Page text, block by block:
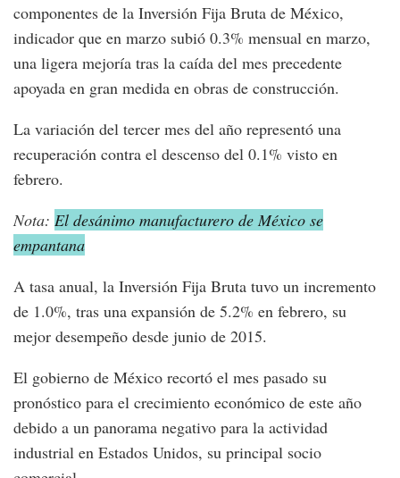
componentes de la Inversión Fija Bruta de México,
indicador que en marzo subió 0.3% mensual en marzo,
una ligera mejoría tras la caída del mes precedente
apoyada en gran medida en obras de construcción.
La variación del tercer mes del año representó una
recuperación contra el descenso del 0.1% visto en
febrero.
Nota: El desánimo manufacturero de México se
empantana
A tasa anual, la Inversión Fija Bruta tuvo un incremento
de 1.0%, tras una expansión de 5.2% en febrero, su
mejor desempeño desde junio de 2015.
El gobierno de México recortó el mes pasado su
pronóstico para el crecimiento económico de este año
debido a un panorama negativo para la actividad
industrial en Estados Unidos, su principal socio